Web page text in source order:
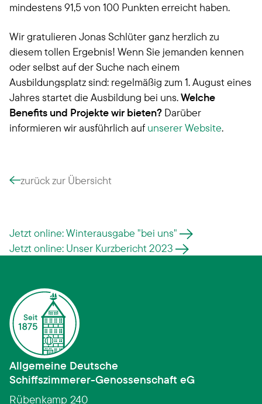
mindestens 91,5 von 100 Punkten erreicht haben.
Wir gratulieren Jonas Schlüter ganz herzlich zu
diesem tollen Ergebnis! Wenn Sie jemanden kennen
oder selbst auf der Suche nach einem
Ausbildungsplatz sind: regelmäßig zum 1. August eines
Jahres startet die Ausbildung bei uns.Welche
Benefits und Projekte wir bieten? Darüber
informieren wir ausführlich auf unserer Website.
zurück zur Übersicht
Jetzt online: Winterausgabe "bei uns"
Jetzt online: Unser Kurzbericht 2023
Allgemeine Deutsche
Schiffszimmerer­-­Genossenschaft eG
Rübenkamp 240